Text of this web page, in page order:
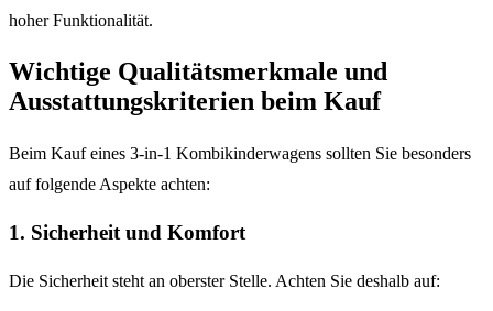
hoher Funktionalität.
Wichtige Qualitätsmerkmale und
Ausstattungskriterien beim Kauf
Beim Kauf eines 3-in-1 Kombikinderwagens sollten Sie besonders
auf folgende Aspekte achten:
1. Sicherheit und Komfort
Die Sicherheit steht an oberster Stelle. Achten Sie deshalb auf: